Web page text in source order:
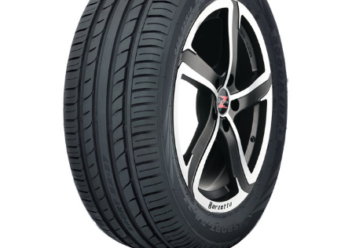
Rengastestit